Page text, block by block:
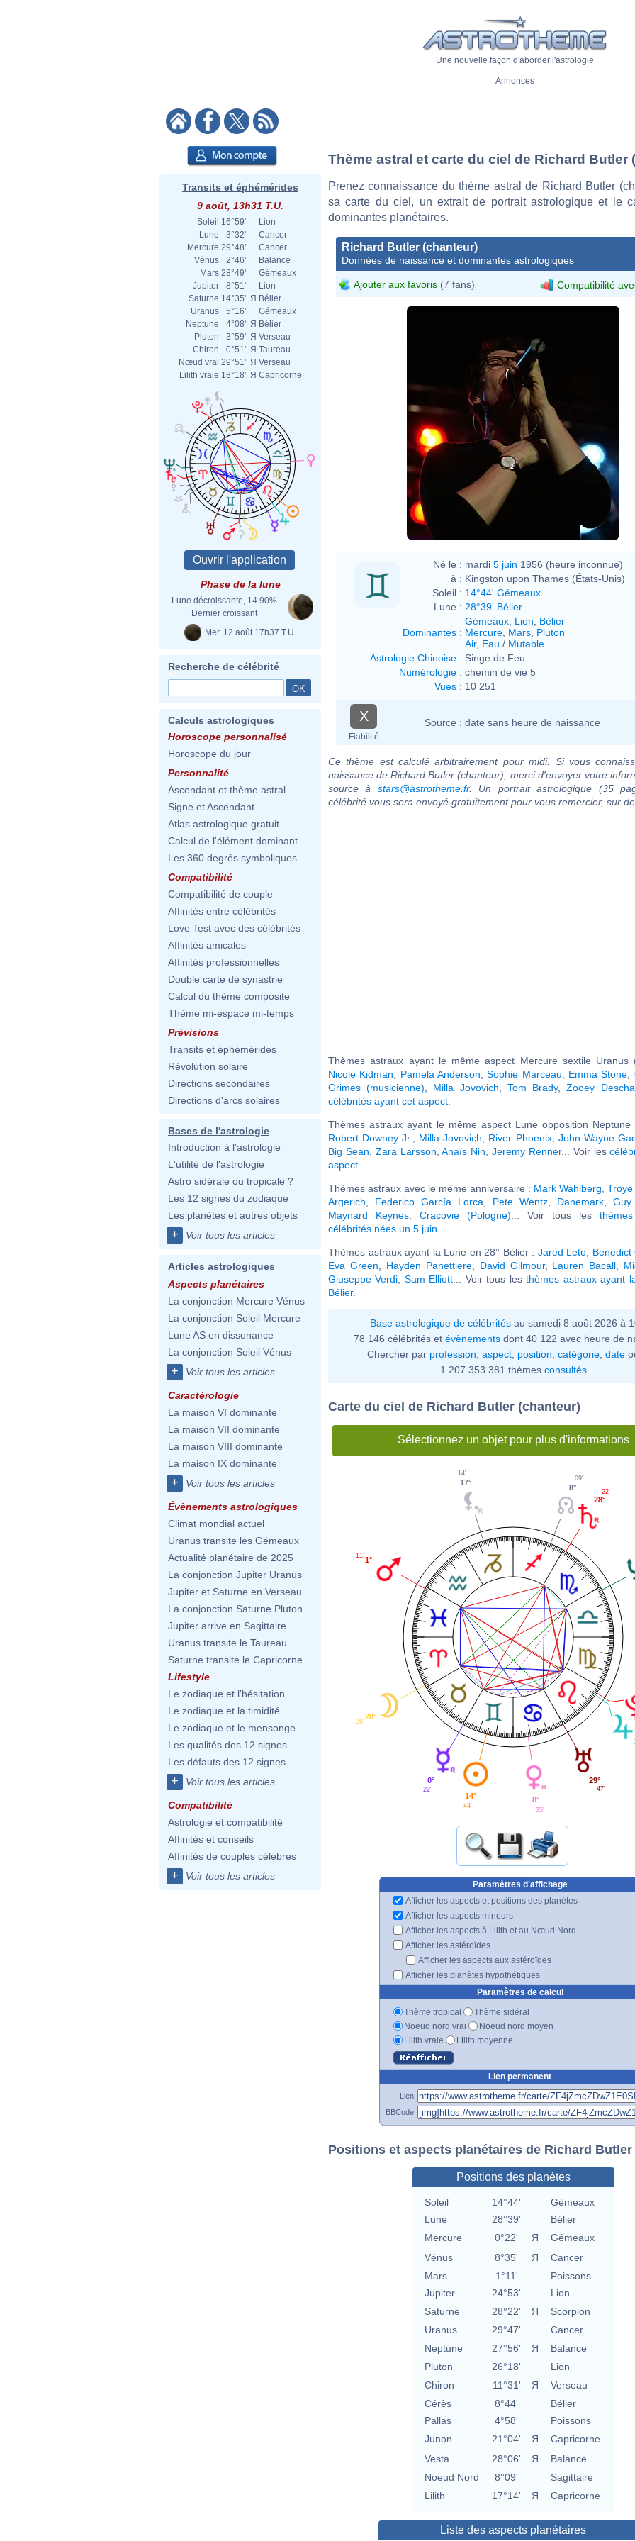
Une nouvelle façon d'aborder l'astrologie
Annonces
Transits et éphémérides
9 août, 13h31 T.U.
Soleil 16°59'
Lion
Lune
3°32'
Cancer
Mercure 29°48'
Cancer
Vénus
2°46'
Balance
Mars 28°49'
Gémeaux
Jupiter
8°51'
Lion
Saturne 14°35' Я Bélier
Uranus
5°16'
Gémeaux
Neptune
4°08' Я Bélier
Pluton
3°59' Я Verseau
Chiron
0°51' Я Taureau
Nœud vrai 29°51' Я Verseau
Lilith vraie 18°18' Я Capricorne
Phase de la lune
Lune décroissante, 14.90%
Dernier croissant
Mer. 12 août 17h37 T.U.
Recherche de célébrité
Calculs astrologiques
Horoscope personnalisé
Horoscope du jour
Personnalité
Ascendant et thème astral
Signe et Ascendant
Atlas astrologique gratuit
Calcul de l'élément dominant
Les 360 degrés symboliques
Compatibilité
Compatibilité de couple
Affinités entre célébrités
Love Test avec des célébrités
Affinités amicales
Affinités professionnelles
Double carte de synastrie
Calcul du thème composite
Thème mi-espace mi-temps
Prévisions
Transits et éphémérides
Révolution solaire
Directions secondaires
Directions d'arcs solaires
Bases de l'astrologie
Introduction à l'astrologie
L'utilité de l'astrologie
Astro sidérale ou tropicale ?
Les 12 signes du zodiaque
Les planètes et autres objets
+ Voir tous les articles
Articles astrologiques
Aspects planétaires
La conjonction Mercure Vénus
La conjonction Soleil Mercure
Lune AS en dissonance
La conjonction Soleil Vénus
+ Voir tous les articles
Caractérologie
La maison VI dominante
La maison VII dominante
La maison VIII dominante
La maison IX dominante
+ Voir tous les articles
Évènements astrologiques
Climat mondial actuel
Uranus transite les Gémeaux
Actualité planétaire de 2025
La conjonction Jupiter Uranus
Jupiter et Saturne en Verseau
La conjonction Saturne Pluton
Jupiter arrive en Sagittaire
Uranus transite le Taureau
Saturne transite le Capricorne
Lifestyle
Le zodiaque et l'hésitation
Le zodiaque et la timidité
Le zodiaque et le mensonge
Les qualités des 12 signes
Les défauts des 12 signes
+ Voir tous les articles
Compatibilité
Astrologie et compatibilité
Affinités et conseils
Affinités de couples célèbres
+ Voir tous les articles
Thème astral et carte du ciel de Richard Butler
Prenez connaissance du thème astral de Richard Butler
sa carte du ciel, un extrait de portrait astrologique et le
dominantes planétaires.
Richard Butler (chanteur)
Données de naissance et dominantes astrologiques
Ajouter aux favoris (7 fans) Compatibilité
Né le : mardi 5 juin 1956 (heure inconnue)
à : Kingston upon Thames (États-Unis)
Soleil : 14°44' Gémeaux
Lune : 28°39' Bélier
Dominantes :
Gémeaux Lion
Bélier
Mercure Mars Pluton
Air, Eau / Mutable
Astrologie Chinoise : Singe de Feu
Numérologie : chemin de vie 5
Vues : 10 251
X
Fiabilité
Source : date sans heure de naissance
Ce thème est calculé arbitrairement pour midi. Si vous
naissance de Richard Butler (chanteur), merci d'envoyer votre
source à stars@astrotheme.fr. Un portrait astrologique (35
célébrité vous sera envoyé gratuitement pour vous remercier, sur
Thèmes astraux ayant le même aspect Mercure sextile Uranus
Nicole Kidman
Pamela Anderson ,Sophie Marceau Emma Stone
Grimes (musicienne)
Milla Jovovich Tom Brady,Zooey
célébrités ayant cet aspect
Thèmes astraux ayant le même aspect Lune opposition Neptune
Robert Downey Jr.
Milla Jovovich River Phoenix, John Wayne
Big Sean
Zara Larsson ,Anaïs Nin ,Jeremy Renner... Voir les
aspect
Thèmes astraux avec le même anniversaire : Mark Wahlberg Troye
Argerich
Federico García Lorca Pete Wentz Danemark Guy
Maynard Keynes
Cracovie (Pologne) ... Voir tous les
célébrités nées un 5 juin
Thèmes astraux ayant la Lune en 28° Bélier : Jared Leto Benedict
Eva Green
Hayden Panettiere, David Gilmour, Lauren Bacall
Giuseppe Verdi
Sam Elliott ... Voir tous lesthèmes astraux ayant
Bélier.
Base astrologique de célébritésau samedi 8 août 2026 à
78 146 célébrités et évènements dont 40 122 avec heure de
Chercher par profession aspect position catégorie date
1 207 353 381 thèmes consultés
Carte du ciel de Richard Butler (chanteur)
Sélectionnez un objet pour plus d'informations
28°
22'
8°
09'
17°
14'
1°
11'
28°
39'
0°
22'
14°
44'
8°
35'
29°
47'
Paramètres d'affichage
Afficher les aspects et positions des planètes
Afficher les aspects mineurs
Afficher les aspects à Lilith et au Nœud Nord
Afficher les astéroïdes
Afficher les aspects aux astéroïdes
Afficher les planètes hypothétiques
Paramètres de calcul
Thème tropical
Thème sidéral
Noeud nord vrai
Noeud nord moyen
Lilith vraie
Lilith moyenne
Lien permanent
Lien
BBCode
Positions et aspects planétaires de Richard Butler
Positions des planètes
Soleil 14°44'
Gémeaux
Lune
28°39'
Bélier
Mercure
0°22' Я
Gémeaux
Vénus
8°35' Я
Cancer
Mars
1°11'
Poissons
Jupiter
24°53'
Lion
Saturne
28°22' Я
Scorpion
Uranus
29°47'
Cancer
Neptune
27°56' Я
Balance
Pluton
26°18'
Lion
Chiron
11°31' Я
Verseau
Cérès
8°44'
Bélier
Pallas
4°58'
Poissons
Junon
21°04' Я
Capricorne
Vesta
28°06' Я
Balance
Noeud Nord
8°09'
Sagittaire
Lilith
17°14' Я Capricorne
Liste des aspects planétaires